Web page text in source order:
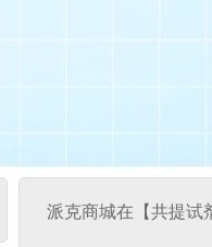
派克商城在【共提试